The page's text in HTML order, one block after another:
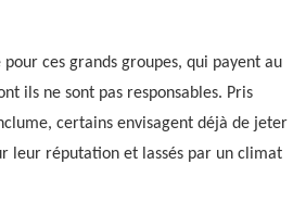
ces grands groupes, qui payent au
ils ne sont pas responsables. Pris
certains envisagent déjà de jeter
leur réputation et lassés par un climat